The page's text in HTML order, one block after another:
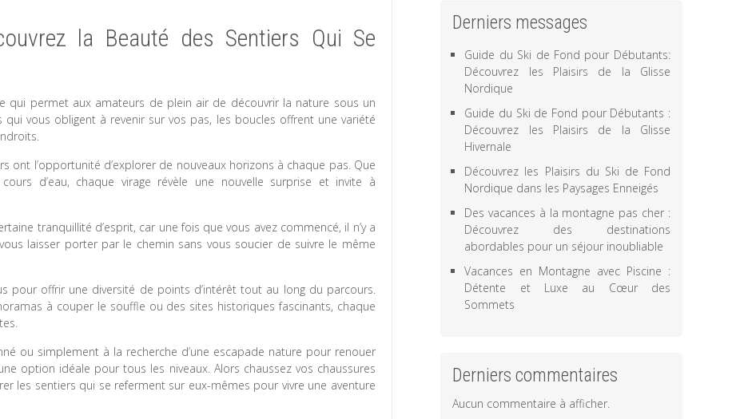
la Beauté des Sentiers Qui Se
qui permet aux amateurs de plein air de découvrir la nature sous un
vous obligent à revenir sur vos pas, les boucles offrent une variété
ont l’opportunité d’explorer de nouveaux horizons à chaque pas. Que
d’eau, chaque virage révèle une nouvelle surprise et invite à
tranquillité d’esprit, car une fois que vous avez commencé, il n’y a
laisser porter par le chemin sans vous soucier de suivre le même
pour offrir une diversité de points d’intérêt tout au long du parcours.
à couper le souffle ou des sites historiques fascinants, chaque
ou simplement à la recherche d’une escapade nature pour renouer
option idéale pour tous les niveaux. Alors chaussez vos chaussures
les sentiers qui se referment sur eux-mêmes pour vivre une aventure
Derniers messages
Guide du Ski de Fond pour Débutants:
Découvrez les Plaisirs de la Glisse
Nordique
Guide du Ski de Fond pour Débutants :
Découvrez les Plaisirs de la Glisse
Hivernale
Découvrez les Plaisirs du Ski de Fond
Nordique dans les Paysages Enneigés
Des vacances à la montagne pas cher :
Découvrez des destinations
abordables pour un séjour inoubliable
Vacances en Montagne avec Piscine :
Détente et Luxe au Cœur des
Sommets
Derniers commentaires
Aucun commentaire à afficher.